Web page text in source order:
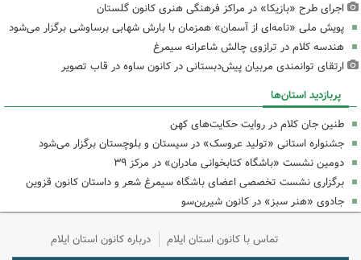
اجرای طرح «بازیکا» در مراکز فرهنگی هنری کانون گلستان
پویش ملی «نامه‌ای از آسمان» همزمان با بارش شهابی برساوشی برگزار می‌شود
هندسه کلام در ترازوی چالش شاعرانه سیمرغ
ارتقای توانمندی مربیان پیش‌دبستانی در کانون ساوه در قاب تصویر
پربازدید استان‌ها
طنین جان کلام در روایت حکایت‌های کهن
جشنواره استانی «تولید عروسک» در سیستان و بلوچستان برگزار می‌شود
دومین نشست «باشگاه کتابخوانی مادران» در مرکز ۳۹
برگزاری نشست تخصصی اعضای باشگاه سیمرغ شعر و داستان کانون قزوین
جادوی «هنر سبز» در کانون شیرین‌سو
تماس با کانون استان ایلام درباره کانون استان ایلام